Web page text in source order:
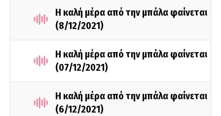
Η καλή μέρα από την μπάλα φαίνεται
(8/12/2021)
Η καλή μέρα από την μπάλα φαίνεται
(07/12/2021)
Η καλή μέρα από την μπάλα φαίνεται
(6/12/2021)